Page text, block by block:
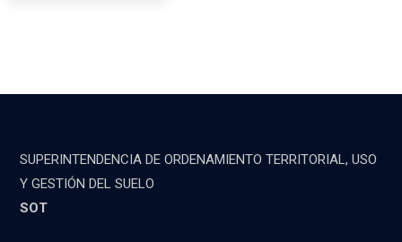
SUPERINTENDENCIA DE ORDENAMIENTO TERRITORIAL, USO
Y GESTIÓN DEL SUELO
SOT